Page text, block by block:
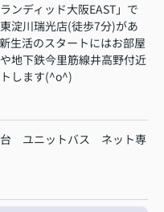
ンディッド大阪EAST」で
淀川瑞光店(徒歩7分)があ
生活のスタートにはお部屋
地下鉄今里筋線井高野付近
します(^o^)
ユニットバス
ネット専